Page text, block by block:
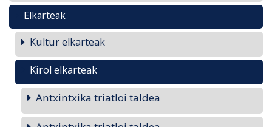
Elkarteak
Kultur elkarteak
Kirol elkarteak
Antxintxika triatloi taldea